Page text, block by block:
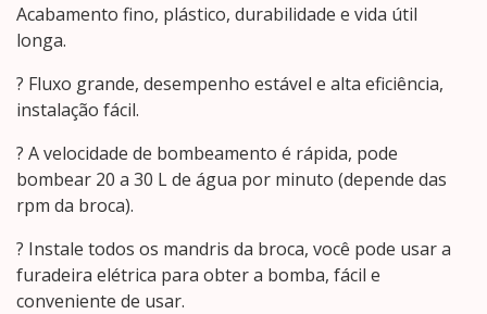
Acabamento fino, plástico, durabilidade e vida útil
longa.
? Fluxo grande, desempenho estável e alta eficiência,
instalação fácil.
? A velocidade de bombeamento é rápida, pode
bombear 20 a 30 L de água por minuto (depende das
rpm da broca).
? Instale todos os mandris da broca, você pode usar a
furadeira elétrica para obter a bomba, fácil e
conveniente de usar.